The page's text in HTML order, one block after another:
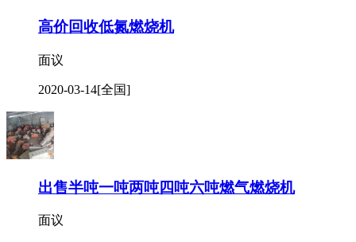
高价回收低氮燃烧机
面议
2020-03-14[全国]
出售半吨一吨两吨四吨六吨燃气燃烧机
面议